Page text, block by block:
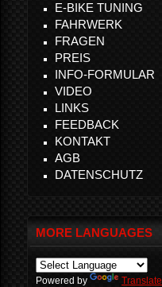
E-BIKE TUNING
FAHRWERK
FRAGEN
PREIS
INFO-FORMULAR
VIDEO
LINKS
FEEDBACK
KONTAKT
AGB
DATENSCHUTZ
MORE LANGUAGES
Powered by Translate